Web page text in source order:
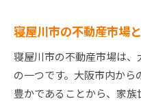
周辺環境が不動
地域特性を活か
寝屋川市独自の
寝屋川市の不動産市場
寝屋川市の不動産市場は
の一つです。大阪市内から
豊かであることから、家